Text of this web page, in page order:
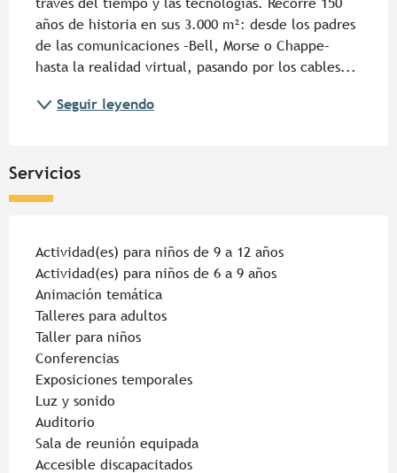
años de historia en sus 3.000 m²: desde los padres
de las comunicaciones –Bell, Morse o Chappe–
hasta la realidad virtual, pasando por los cables...
Seguir leyendo
Servicios
Actividad(es) para niños de 9 a 12 años
Actividad(es) para niños de 6 a 9 años
Animación temática
Talleres para adultos
Taller para niños
Conferencias
Exposiciones temporales
Luz y sonido
Auditorio
Sala de reunión equipada
Accesible discapacitados